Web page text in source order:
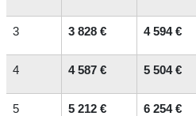
3 3 828 € 4 594 €
4 4 587 € 5 504 €
5 5 212 € 6 254 €